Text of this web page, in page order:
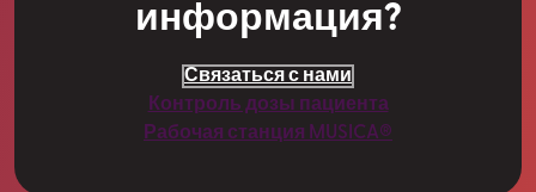
информация?
Связаться с нами
Контроль дозы пациента
Рабочая станция MUSICA®